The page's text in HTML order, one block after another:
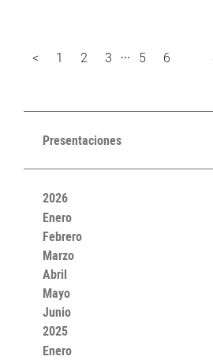
< 1 2 3 ... 5 6
Presentaciones
2026
Enero
Febrero
Marzo
Abril
Mayo
Junio
2025
Enero